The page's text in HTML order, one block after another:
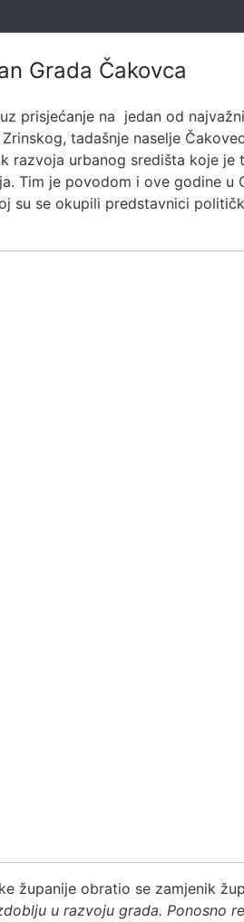
Grada Čakovca
prisjećanje na jedan od
tadašnje naselje
razvoja urbanog središta koje
Tim je povodom i ove godine u
su se okupili predstavnici
županije obratio se zamjenik
u razvoju grada. Ponosno